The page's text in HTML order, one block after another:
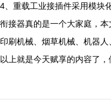
4、重载工业接插件采用模块
衔接器真的是一个大家庭，
印刷机械、烟草机械、机器
以上就是今天赋享的内容了